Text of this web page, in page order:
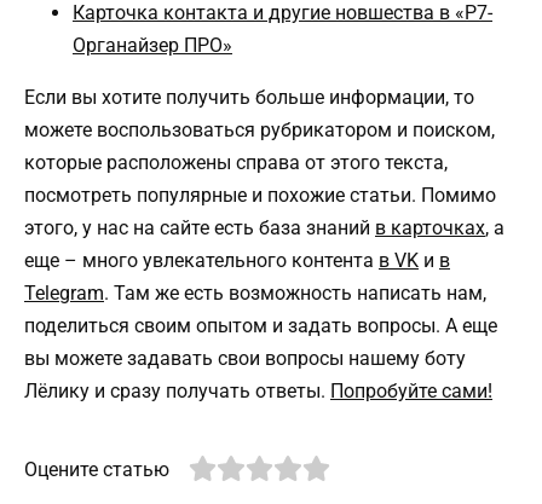
Карточка контакта и другие новшества в «Р7-
Органайзер ПРО»
Если вы хотите получить больше информации, то
можете воспользоваться рубрикатором и поиском,
которые расположены справа от этого текста,
посмотреть популярные и похожие статьи. Помимо
этого, у нас на сайте есть база знаний в карточках, а
еще – много увлекательного контента в VK и в
Telegram. Там же есть возможность написать нам,
поделиться своим опытом и задать вопросы. А еще
вы можете задавать свои вопросы нашему боту
Лёлику и сразу получать ответы. Попробуйте сами!
Оцените статью